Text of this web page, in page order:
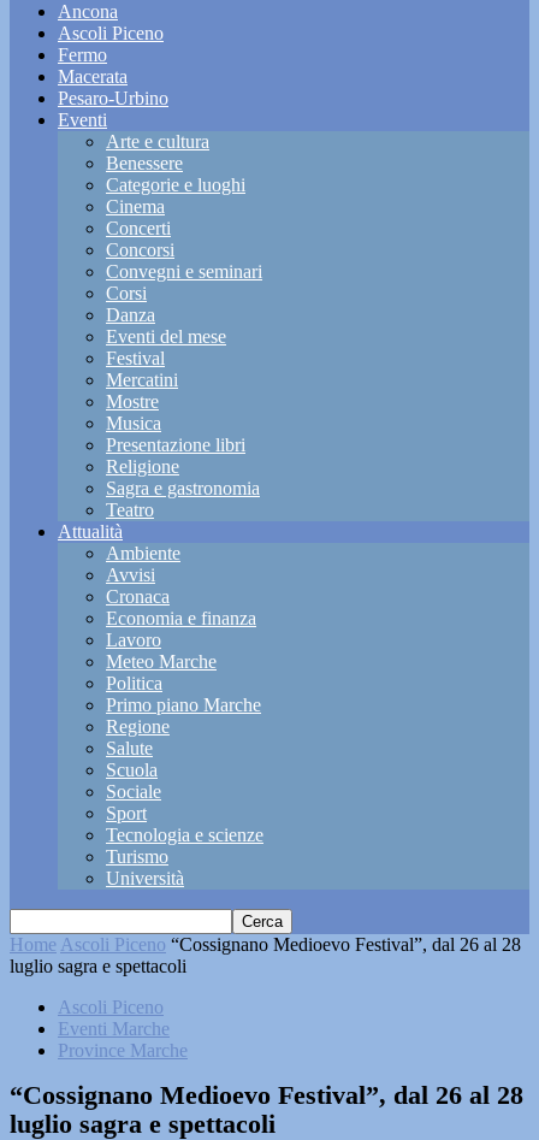
Ancona
Ascoli Piceno
Fermo
Macerata
Pesaro-Urbino
Eventi
Arte e cultura
Benessere
Categorie e luoghi
Cinema
Concerti
Concorsi
Convegni e seminari
Corsi
Danza
Eventi del mese
Festival
Mercatini
Mostre
Musica
Presentazione libri
Religione
Sagra e gastronomia
Teatro
Attualità
Ambiente
Avvisi
Cronaca
Economia e finanza
Lavoro
Meteo Marche
Politica
Primo piano Marche
Regione
Salute
Scuola
Sociale
Sport
Tecnologia e scienze
Turismo
Università
Home Ascoli Piceno “Cossignano Medioevo Festival”, dal 26 al 28
luglio sagra e spettacoli
Ascoli Piceno
Eventi Marche
Province Marche
“Cossignano Medioevo Festival”, dal 26 al 28
luglio sagra e spettacoli